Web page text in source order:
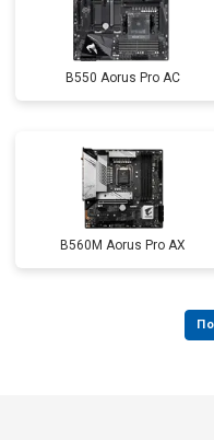
B550 Aorus Pro AC
B560M Aorus Pro AX